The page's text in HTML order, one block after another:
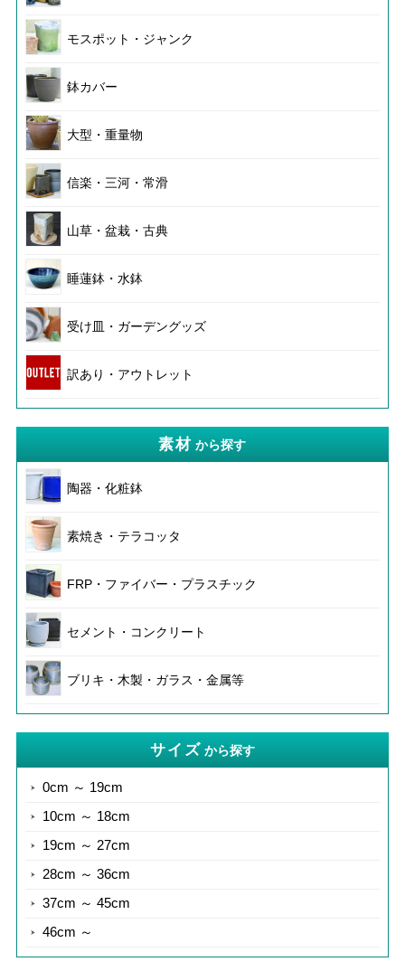
モスポット・ジャンク
鉢カバー
大型・重量物
信楽・三河・常滑
山草・盆栽・古典
睡蓮鉢・水鉢
受け皿・ガーデングッズ
訳あり・アウトレット
素材 から探す
陶器・化粧鉢
素焼き・テラコッタ
FRP・ファイバー・プラスチック
セメント・コンクリート
ブリキ・木製・ガラス・金属等
サイズ から探す
0cm ～ 19cm
10cm ～ 18cm
19cm ～ 27cm
28cm ～ 36cm
37cm ～ 45cm
46cm ～